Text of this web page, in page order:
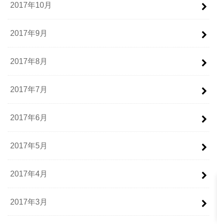
2017年10月
2017年9月
2017年8月
2017年7月
2017年6月
2017年5月
2017年4月
2017年3月